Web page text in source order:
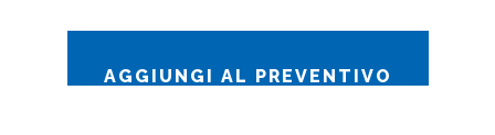
AGGIUNGI AL PREVENTIVO